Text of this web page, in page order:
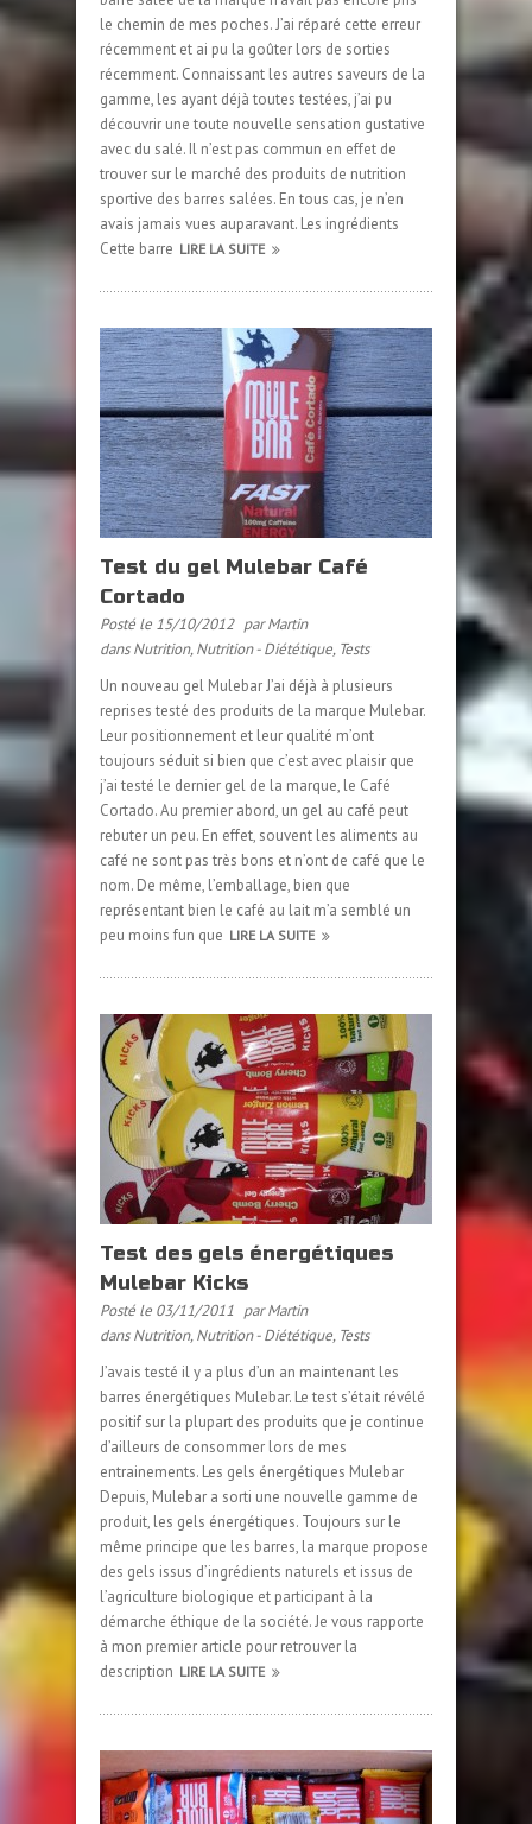
le chemin de mes poches. J’ai réparé cette erreur
récemment et ai pu la goûter lors de sorties
récemment. Connaissant les autres saveurs de la
gamme, les ayant déjà toutes testées, j’ai pu
découvrir une toute nouvelle sensation gustative
avec du salé. Il n’est pas commun en effet de
trouver sur le marché des produits de nutrition
sportive des barres salées. En tous cas, je n’en
avais jamais vues auparavant. Les ingrédients
Cette barre LIRE LA SUITE
Test du gel Mulebar Café
Cortado
Posté le 15/10/2012 par Martin
dansNutrition,Nutrition - Diététique, Tests
Un nouveau gel Mulebar J’ai déjà à plusieurs
reprises testé des produits de la marque Mulebar.
Leur positionnement et leur qualité m’ont
toujours séduit si bien que c’est avec plaisir que
j’ai testé le dernier gel de la marque, le Café
Cortado. Au premier abord, un gel au café peut
rebuter un peu. En effet, souvent les aliments au
café ne sont pas très bons et n’ont de café que le
nom. De même, l’emballage, bien que
représentant bien le café au lait m’a semblé un
peu moins fun que LIRE LA SUITE
Test des gels énergétiques
Mulebar Kicks
Posté le 03/11/2011 par Martin
dansNutrition,Nutrition - Diététique, Tests
J’avais testé il y a plus d’un an maintenant les
barres énergétiques Mulebar. Le test s’était révélé
positif sur la plupart des produits que je continue
d’ailleurs de consommer lors de mes
entrainements. Les gels énergétiques Mulebar
Depuis, Mulebar a sorti une nouvelle gamme de
produit, les gels énergétiques. Toujours sur le
même principe que les barres, la marque propose
des gels issus d’ingrédients naturels et issus de
l’agriculture biologique et participant à la
démarche éthique de la société. Je vous rapporte
à mon premier article pour retrouver la
description LIRE LA SUITE